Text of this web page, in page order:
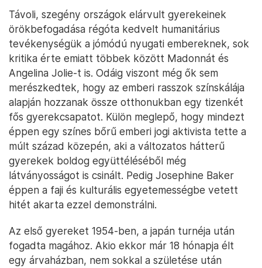
Távoli, szegény országok elárvult gyerekeinek
örökbefogadása régóta kedvelt humanitárius
tevékenységük a jómódú nyugati embereknek, sok
kritika érte emiatt többek között Madonnát és
Angelina Jolie-t is. Odáig viszont még ők sem
merészkedtek, hogy az emberi rasszok színskálája
alapján hozzanak össze otthonukban egy tizenkét
fős gyerekcsapatot. Külön meglepő, hogy mindezt
éppen egy színes bőrű emberi jogi aktivista tette a
múlt század közepén, aki a változatos hátterű
gyerekek boldog együttéléséből még
látványosságot is csinált. Pedig Josephine Baker
éppen a faji és kulturális egyetemességbe vetett
hitét akarta ezzel demonstrálni.
Az első gyereket 1954-ben, a japán turnéja után
fogadta magához. Akio ekkor már 18 hónapja élt
egy árvaházban, nem sokkal a születése után